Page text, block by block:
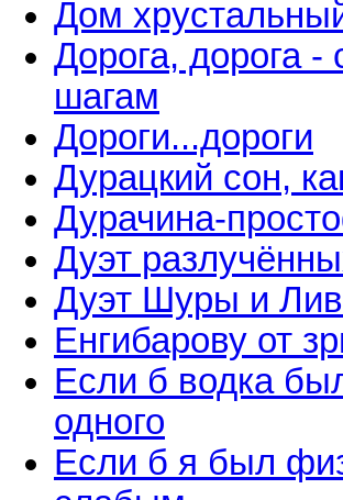
Дом
Дорога, дорога -
шагам
Дороги...дороги
Дурацкий сон,
Дурачина-
Дуэт
Дуэт Шуры и
Енгибарову от
Если б водка
одного
Если б я был